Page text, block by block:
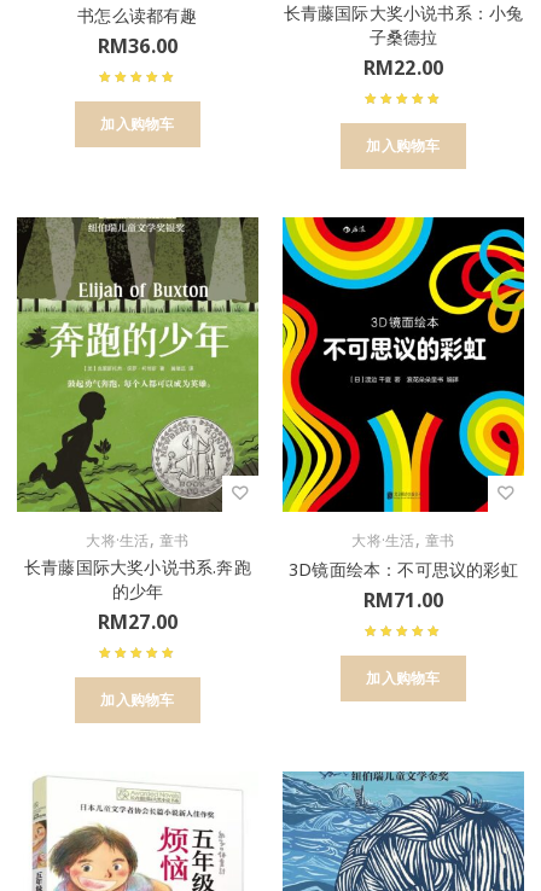
书怎么读都有趣
RM36.00
加入购物车
长青藤国际大奖小说书系：小兔
子桑德拉
RM22.00
加入购物车
大将·生活,童书
长青藤国际大奖小说书系.奔跑
的少年
RM27.00
加入购物车
大将·生活,童书
3D镜面绘本：不可思议的彩虹
RM71.00
加入购物车